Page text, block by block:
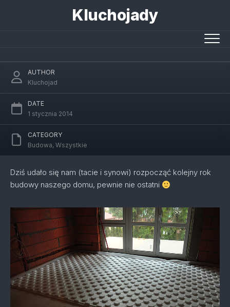
Kluchojady
AUTHOR
Kluchojad
DATE
1 stycznia 2014
CATEGORY
Budowa, Wszystkie
Dziś udało się nam (tacie i synowi) rozpocząć kolejny rok
budowy naszego domu, pewnie nie ostatni